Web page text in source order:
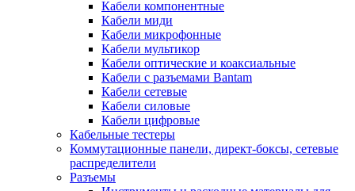
Кабели компонентные
Кабели миди
Кабели микрофонные
Кабели мультикор
Кабели оптические и коаксиальные
Кабели с разъемами Bantam
Кабели сетевые
Кабели силовые
Кабели цифровые
Кабельные тестеры
Коммутационные панели, директ-боксы, сетевые
распределители
Разъемы